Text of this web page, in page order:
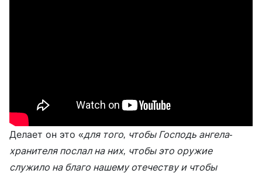
Делает он это «для того, чтобы Господь ангела-
хранителя послал на них, чтобы это оружие
служило на благо нашему отечеству и чтобы